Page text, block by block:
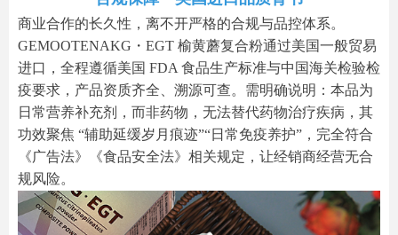
商业合作的长久性，离不开严格的合规与品控体系。
GEMOOTENAKG・EGT 榆黄蘑复合粉通过美国一般贸易
进口，全程遵循美国 FDA 食品生产标准与中国海关检验检
疫要求，产品资质齐全、溯源可查。需明确说明：本品为
日常营养补充剂，而非药物，无法替代药物治疗疾病，其
功效聚焦 “辅助延缓岁月痕迹”“日常免疫养护”，完全符合
《广告法》《食品安全法》相关规定，让经销商经营无合
规风险。